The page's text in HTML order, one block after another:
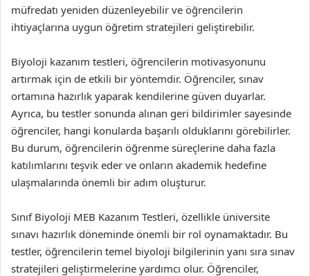
müfredatı yeniden düzenleyebilir ve öğrencilerin
ihtiyaçlarına uygun öğretim stratejileri geliştirebilir.
Biyoloji kazanım testleri, öğrencilerin motivasyonunu
artırmak için de etkili bir yöntemdir. Öğrenciler, sınav
ortamına hazırlık yaparak kendilerine güven duyarlar.
Ayrıca, bu testler sonunda alınan geri bildirimler sayesinde
öğrenciler, hangi konularda başarılı olduklarını görebilirler.
Bu durum, öğrencilerin öğrenme süreçlerine daha fazla
katılımlarını teşvik eder ve onların akademik hedefine
ulaşmalarında önemli bir adım oluşturur.
Sınıf Biyoloji MEB Kazanım Testleri, özellikle üniversite
sınavı hazırlık döneminde önemli bir rol oynamaktadır. Bu
testler, öğrencilerin temel biyoloji bilgilerinin yanı sıra sınav
stratejileri geliştirmelerine yardımcı olur. Öğrenciler,